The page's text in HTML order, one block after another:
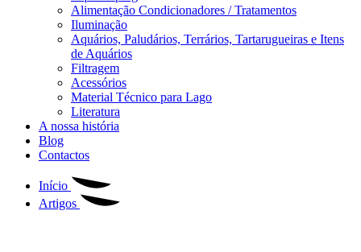
Alimentação Condicionadores / Tratamentos
Iluminação
Aquários, Paludários, Terrários, Tartarugueiras e Itens
de Aquários
Filtragem
Acessórios
Material Técnico para Lago
Literatura
A nossa história
Blog
Contactos
Início
Artigos